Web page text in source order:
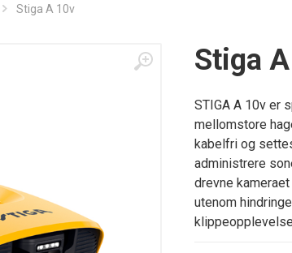
Stiga A 10v
KABELFRI - GPS STYRT
Stiga
STIGA A 10v er
mellomstore
kabelfri og
administrere
drevne
utenom
klippeopplevelse